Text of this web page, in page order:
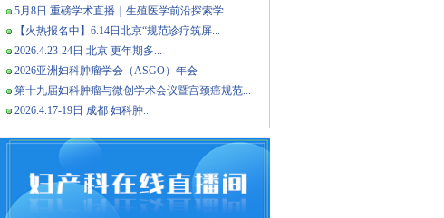
5月8日 重磅学术直播｜生殖医学前沿探索学...
【火热报名中】6.14日北京“规范诊疗筑屏...
2026.4.23-24日 北京 更年期多...
2026亚洲妇科肿瘤学会（ASGO）年会
第十九届妇科肿瘤与微创学术会议暨宫颈癌规范...
2026.4.17-19日 成都 妇科肿...